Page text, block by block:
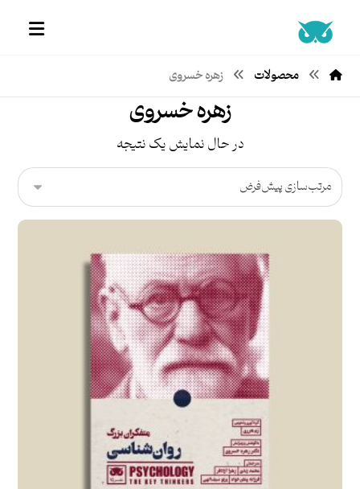
محصولات زهره خسروی
زهره خسروی
در حال نمایش یک نتیجه